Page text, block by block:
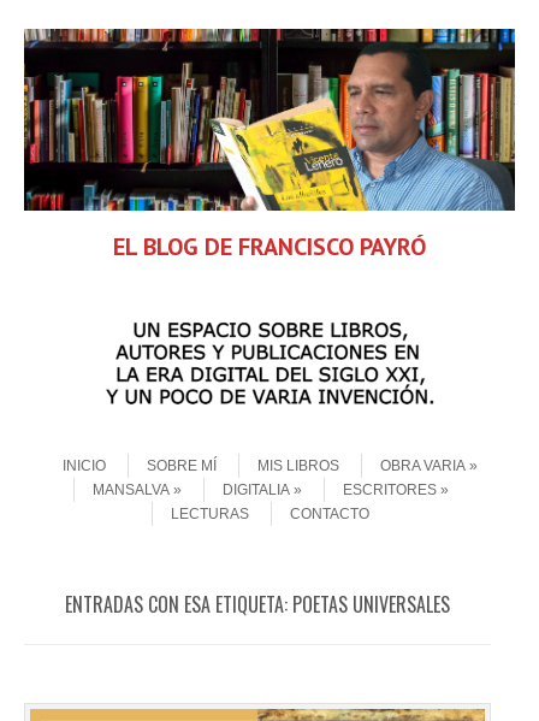
EL BLOG DE FRANCISCO PAYRÓ
MenuINICIO
SOBRE MÍ MIS LIBROS
OBRA VARIA
MANSALVA
DIGITALIA
ESCRITORES
LECTURAS
CONTACTO
ENTRADAS CON ESA ETIQUETA: POETAS UNIVERSALES